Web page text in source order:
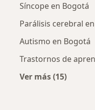
Síncope en Bogotá
Parálisis cerebral
Autismo en Bogotá
Trastornos de
Ver más (15)